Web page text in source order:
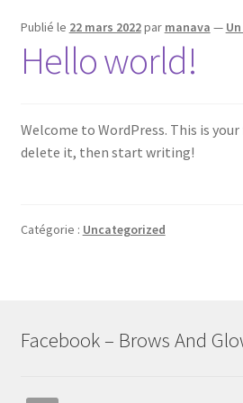
Panier
Services
Publié le 22 mars 2022par manava —
Hello world!
Welcome to WordPress. This is
delete it, then start writing!
Catégorie : Uncategorized
Facebook – Brows And